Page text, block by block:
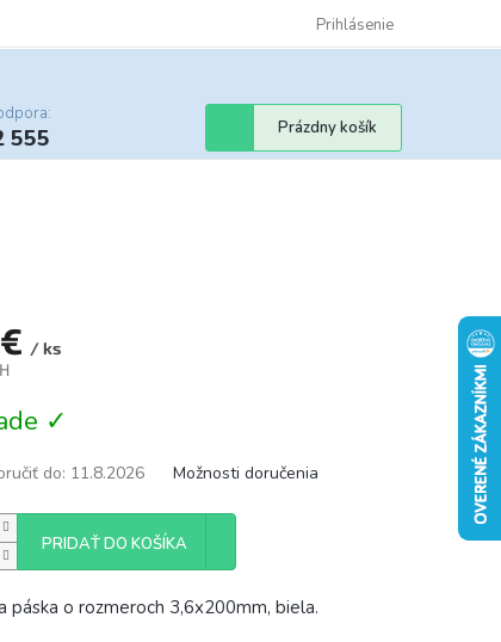
Obchodné podmienky
Prihlásenie
555
Nákupný
košík
Prázdny košík
/ ks
✓
do: 11.8.2026 Možnosti doručenia
PRIDAŤ DO KOŠÍKA
páska o rozmeroch 3,6x200mm, biela.